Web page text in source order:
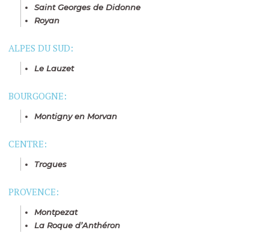
Saint Georges de Didonne
Royan
ALPES DU SUD:
Le Lauzet
BOURGOGNE:
Montigny en Morvan
CENTRE:
Trogues
PROVENCE:
Montpezat
La Roque d’Anthéron